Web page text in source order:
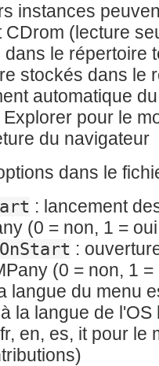
instances
CDrom (lecture
le répertoire
stockés dans le
automatique
Explorer pour le
du navigateur
dans le
: lancement
(0 = non, 1 =
:
(0 = non, 1
langue du menu
la langue de
en, es, it pour le